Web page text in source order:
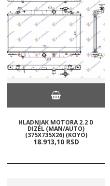
HLADNJAK MOTORA 2.2 D
DIZEL (MAN/AUTO)
(375X735X26) (KOYO)
18.913,10 RSD